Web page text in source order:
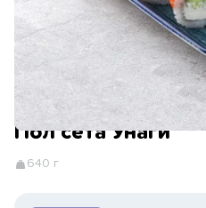
Пол сета Унаги
640 г